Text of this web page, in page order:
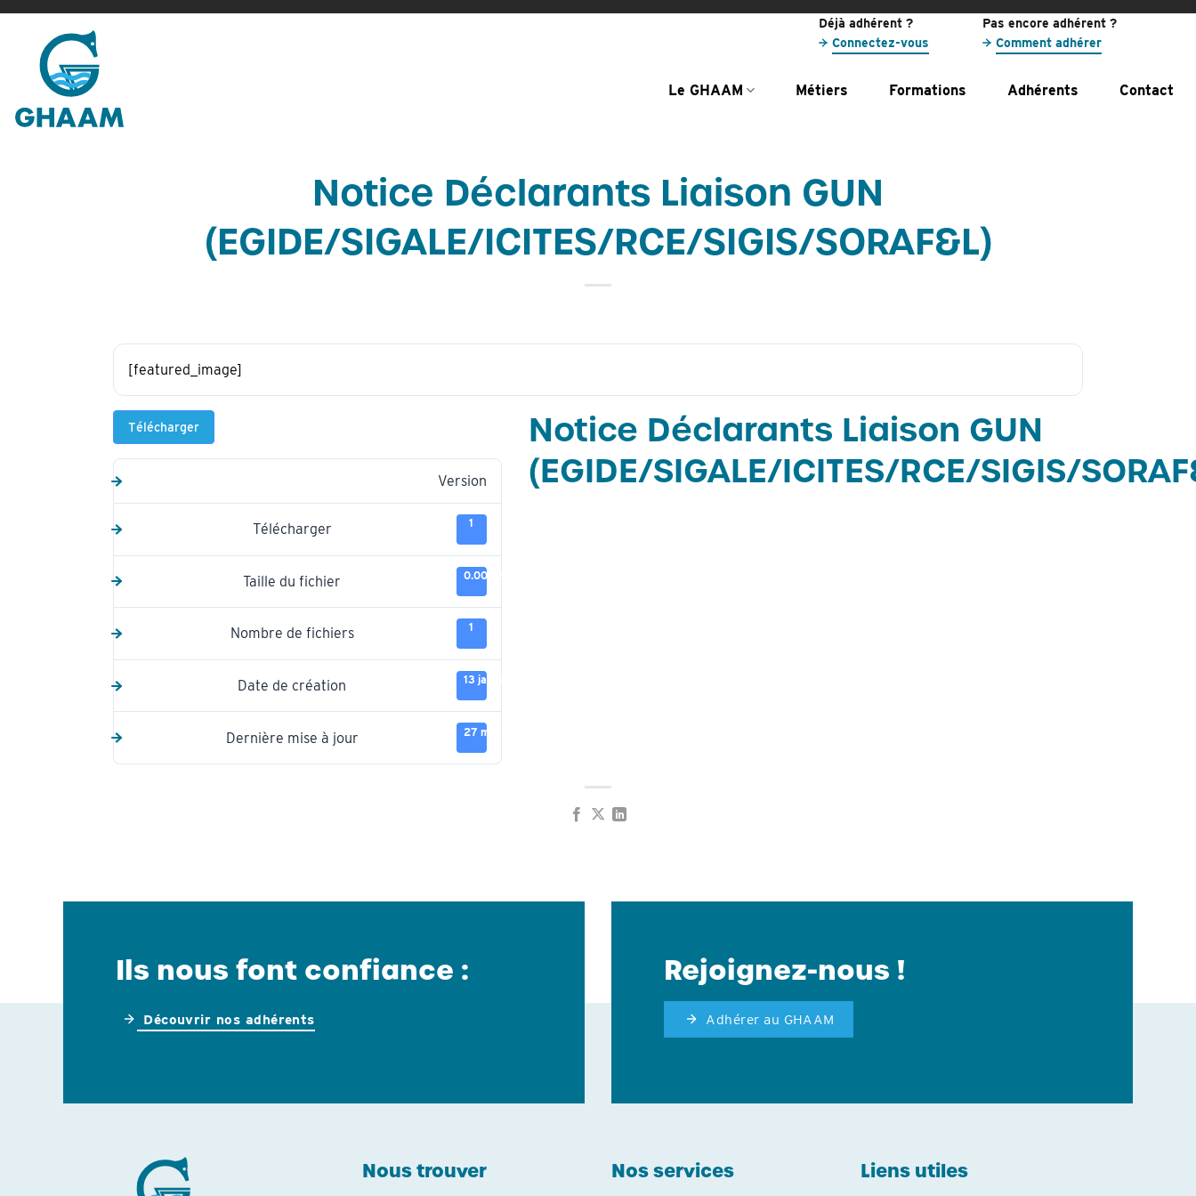
contenu
Déjà adhérent ?
Connectez-vous
Pas encore adhérent ?
Comment adhérer
Le GHAAM Métiers Formations Adhérents Contact
Notice Déclarants Liaison GUN
(EGIDE/SIGALE/ICITES/RCE/SIGIS/SORAF&L)
[featured_image]
Télécharger
Version
Télécharger 1
Taille du fichier 0.00 KB
Nombre de fichiers 1
Date de création 13 janvier 2026
Dernière mise à jour 27 mars 2026
Notice Déclarants Liaison GUN
(EGIDE/SIGALE/ICITES/RCE/SIGIS/
Ils nous font confiance :
Découvrir nos adhérents
Rejoignez-nous !
Adhérer au GHAAM
Nous trouver Nos services Liens utiles